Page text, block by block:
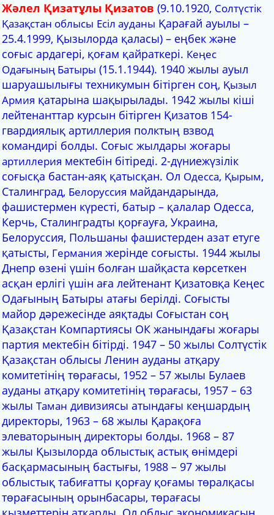
Жәлел Қизатұлы Қизатов (9.10.1920, Солтүстік
Қазақстан облысы Есіл ауданы Қарағай ауылы –
25.4.1999, Қызылорда қаласы) – еңбек және
соғыс ардагері, қоғам қайраткері. Кеңес
Одағының Батыры (15.1.1944). 1940 жылы ауыл
шаруашылығы техникумын бітірген соң, Қызыл
Армия қатарына шақырылады. 1942 жылы кіші
лейтенанттар курсын бітірген Қизатов 154-
гвардиялық артиллерия полктың взвод
командирі болды. Соғыс жылдары жоғары
артиллерия мектебін бітіреді. 2-дүниежүзілік
соғысқа бастан-аяқ қатысқан. Ол Одесса, Қырым,
Сталинград, Белоруссия майдандарында,
фашистермен күресті, батыр – қалалар Одесса,
Керчь, Сталинградты қорғауға, Украина,
Белоруссия, Польшаны фашистерден азат етуге
қатысты, Германия жерінде соғысты. 1944 жылы
Днепр өзені үшін болған шайқаста көрсеткен
асқан ерлігі үшін аға лейтенант Қизатовқа Кеңес
Одағының Батыры атағы берілді. Соғысты
майор дәрежесінде аяқтады Соғыстан соң
Қазақстан Компартиясы ОК жанындағы жоғары
партия мектебін бітірді. 1947 – 50 жылы Солтүстік
Қазақстан облысы Ленин ауданы атқару
комитетінің төрағасы, 1952 – 57 жылы Булаев
ауданы атқару комитетінің төрағасы, 1957 – 63
жылы Таман дивизиясы атындағы кеңшардың
директоры, 1963 – 68 жылы Қарақоға
элеваторының директоры болды. 1968 – 87
жылы Қызылорда облыстық астық өнімдері
басқармасының бастығы, 1988 – 97 жылы
облыстық табиғатты қорғау қоғамы төралқасы
төрағасының орынбасары, төрағасы